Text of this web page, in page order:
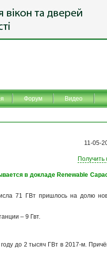
Форум Видео
11-05-
Получить
в докладе Renewable
71 ГВт пришлось на долю
– 9 Гвт.
до 2 тысяч ГВт в 2017-м.